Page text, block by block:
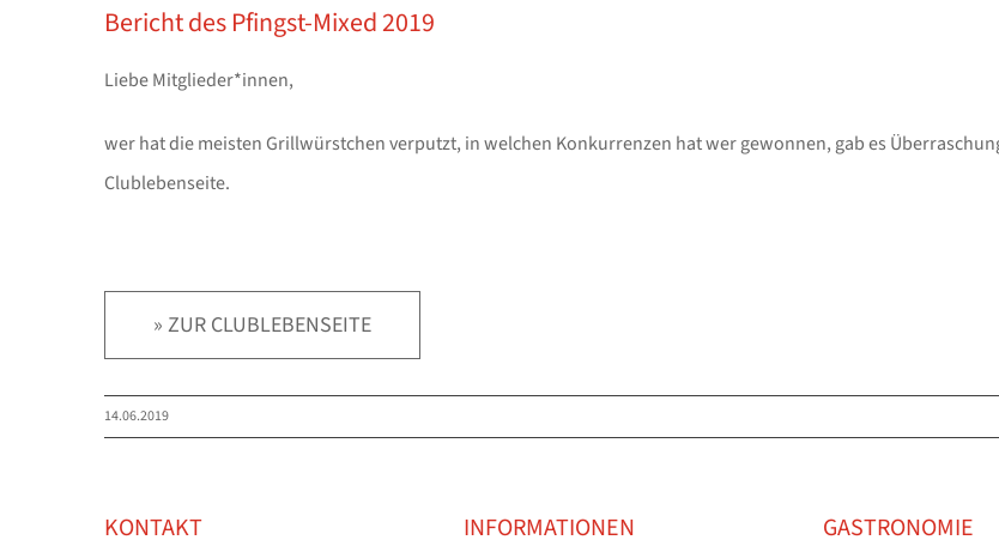
Bericht des Pfingst-Mixed 2019
Liebe Mitglieder*innen,
wer hat die meisten Grillwürstchen verputzt, in welchen Konkurrenzen hat wer gewonnen, gab es
Clublebenseite.
» ZUR CLUBLEBENSEITE
14.06.2019
KONTAKT INFORMATIONEN GASTRONOMIE